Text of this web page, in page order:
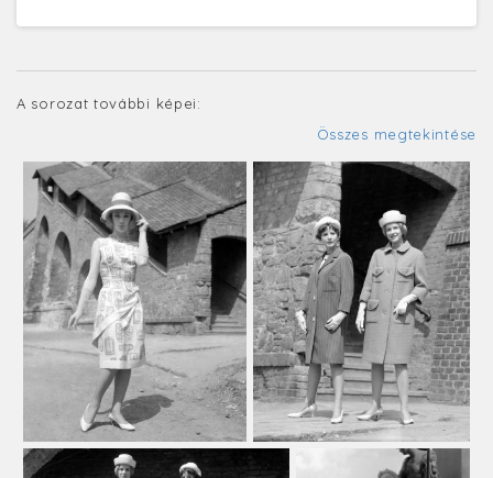
A sorozat további képei:
Összes megtekintése